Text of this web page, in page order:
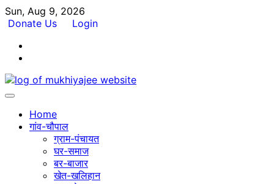
Skip
to
Sun, Aug 9, 2026
Donate Us
Login
Home
गांव-चौपाल
ग्राम-पंचायत
घर-समाज
बर-बाजार
खेत-खलिहान